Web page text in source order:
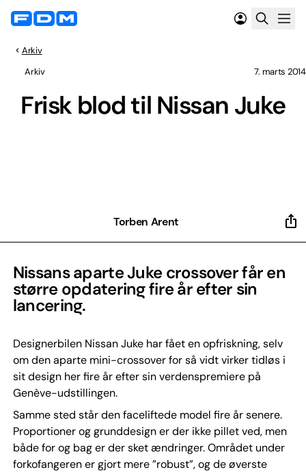
Arkiv
Frisk blod til Nissan Juke
Arkiv 7. marts 2014
Torben Arent
Nissans aparte Juke crossover får en
større opdatering fire år efter sin
lancering.
Designerbilen Nissan Juke har fået en opfriskning, selv
om den aparte mini-crossover for så vidt virker tidløs i
sit design her fire år efter sin verdenspremiere på
Genève-udstillingen.
Samme sted står den faceliftede model fire år senere.
Proportioner og grunddesign er der ikke pillet ved, men
både for og bag er der sket ændringer. Området under
forkofangeren er gjort mere ”robust”, og de øverste